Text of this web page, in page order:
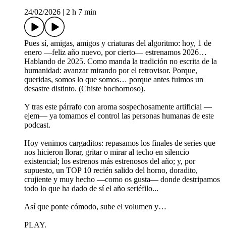
24/02/2026
2 h 7 min
Pues sí, amigas, amigos y criaturas del algoritmo: hoy, 1 de
enero —feliz año nuevo, por cierto— estrenamos 2026…
Hablando de 2025. Como manda la tradición no escrita de la
humanidad: avanzar mirando por el retrovisor. Porque,
queridas, somos lo que somos… porque antes fuimos un
desastre distinto. (Chiste bochornoso).
Y tras este párrafo con aroma sospechosamente artificial —
ejem— ya tomamos el control las personas humanas de este
podcast.
Hoy venimos cargaditos: repasamos los finales de series que
nos hicieron llorar, gritar o mirar al techo en silencio
existencial; los estrenos más estrenosos del año; y, por
supuesto, un TOP 10 recién salido del horno, doradito,
crujiente y muy hecho —como os gusta— donde destripamos
todo lo que ha dado de sí el año seriéfilo...
Así que ponte cómodo, sube el volumen y…
PLAY.